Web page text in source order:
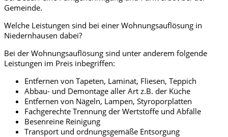
Gemeinde.
Welche Leistungen sind bei einer Wohnungsauflösung in
Niedernhausen dabei?
Bei der Wohnungsauflösung sind unter anderem folgende
Leistungen im Preis inbegriffen:
Entfernen von Tapeten, Laminat, Fliesen, Teppich
Abbau- und Demontage aller Art z.B. der Küche
Entfernen von Nägeln, Lampen, Styroporplatten
Fachgerechte Trennung der Wertstoffe und Abfälle
Besenreine Reinigung
Transport und ordnungsgemäße Entsorgung